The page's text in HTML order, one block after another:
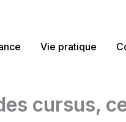
Vie pratique
cursus,